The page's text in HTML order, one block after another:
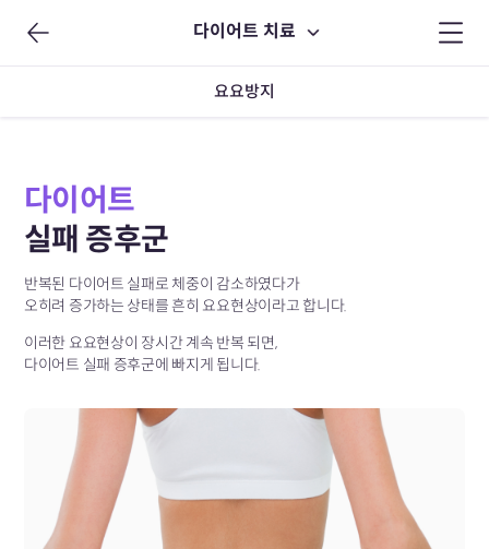
다이어트 치료
요요방지
다이어트
실패 증후군
반복된 다이어트 실패로 체중이 감소하였다가
오히려 증가하는 상태를 흔히 요요현상이라고 합니다.
이러한 요요현상이 장시간 계속 반복 되면,
다이어트 실패 증후군에 빠지게 됩니다.